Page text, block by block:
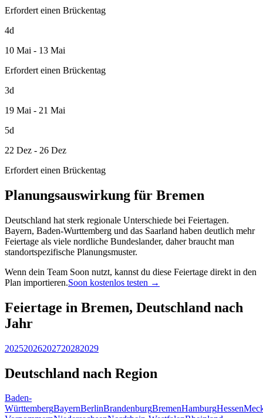
Erfordert einen Brückentag
4d
10 Mai - 13 Mai
Erfordert einen Brückentag
3d
19 Mai - 21 Mai
5d
22 Dez - 26 Dez
Erfordert einen Brückentag
Planungsauswirkung für Bremen
Deutschland hat sterk regionale Unterschiede bei Feiertagen.
Bayern, Baden-Wurttemberg und das Saarland haben deutlich mehr
Feiertage als viele nordliche Bundeslander, daher braucht man
standortspezifische Planungsmuster.
Wenn dein Team Soon nutzt, kannst du diese Feiertage direkt in den
Plan importieren.Soon kostenlos testen →
Feiertage in Bremen, Deutschland nach
Jahr
20252026202720282029
Deutschland nach Region
Baden-
WürttembergBayernBerlinBrandenburgBremenHamburgHessen